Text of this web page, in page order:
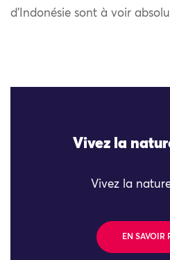
d’Indonésie sont à voir
Vivez la
Vivez la
EN SAVOIR